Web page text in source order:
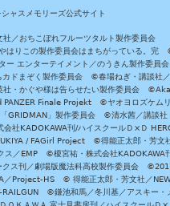
シャスメモリーズ公式サイト
／おちこぼれフルーツタルト製作委員会
りこの製作委員会はまちがっている。完
エンターテイメント／のうきん製作委員
ドまぞく製作委員会 ©春場ねぎ・講談社
・かぐや様は告らせたい製作委員会
Finale Projekt ©ヤオヨロズケム
」製作委員会 ©清水茜／講談
KADOKAWA刊/ハイスクールＤ×Ｄ
/ FAGirl Project ©得能正太郎・芳文
／EMP ©榎宮祐・株式会社KADOKAWA
クス刊／劇場版魔法科高校製作委員会
Project-HS © 得能正太郎・芳文社／
©鎌池和馬／冬川基／アスキー・